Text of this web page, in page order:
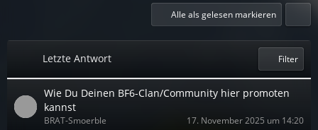
Alle als gelesen markieren
Letzte Antwort Filter
Wie Du Deinen BF6-Clan/Community hier promoten
kannst
BRAT-Smoerble 17. November 2025 um 14:20